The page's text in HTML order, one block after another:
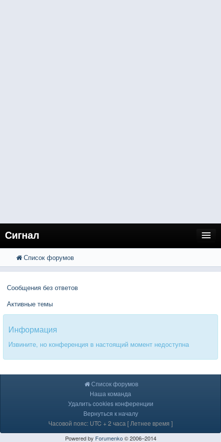
Сигнал
FAQ
Вход
Расширенный поиск
Список форумов
Сообщения без ответов
Активные темы
Информация
Извините, но конференция в настоящий момент недоступна
Список форумов
Наша команда
Удалить cookies конференции
Вернуться к началу
Часовой пояс: UTC + 2 часа [ Летнее время ]
Powered by Forumenko© 2006–2014